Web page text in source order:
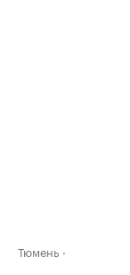
Тюмень